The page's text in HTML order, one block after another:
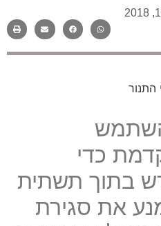
כדי
בתוך תשתית
את סגירת